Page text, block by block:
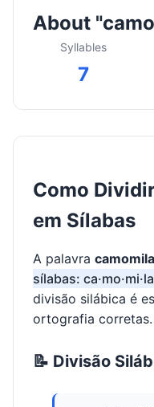
About
Syllables
7
Como
em Sílabas
A palavra
sílabas:
divisão silábica é
ortografia corretas.
📝 Divisão